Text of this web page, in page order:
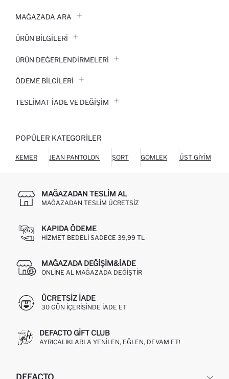
MAĞAZADA ARA
ÜRÜN BILGILERI
ÜRÜN DEĞERLENDİRMELERİ
ÖDEME BİLGİLERİ
TESLIMAT İADE VE DEĞIŞIM
POPÜLER KATEGORILER
KEMER JEAN PANTOLON ŞORT GÖMLEK ÜST GIYIM
MAĞAZADAN TESLIM AL
MAĞAZADAN TESLIM ÜCRETSIZ
KAPIDA ÖDEME
HIZMET BEDELI SADECE 39,99 TL
MAĞAZADA DEĞIŞIM&İADE
ONLINE AL MAĞAZADA DEĞIŞTIR
ÜCRETSIZ IADE
30 GÜN IÇERISINDE IADE ET
DEFACTO GIFT CLUB
AYRICALIKLARLA YENILEN, EĞLEN, DEVAM ET!